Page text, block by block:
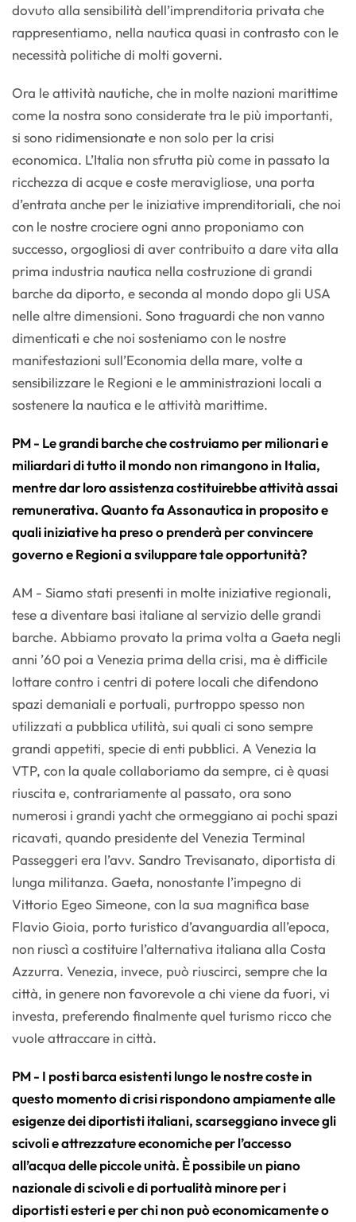
dovuto alla sensibilità dell’imprenditoria privata che
rappresentiamo, nella nautica quasi in contrasto con le
necessità politiche di molti governi.
Ora le attività nautiche, che in molte nazioni marittime
come la nostra sono considerate tra le più importanti,
si sono ridimensionate e non solo per la crisi
economica. L’Italia non sfrutta più come in passato la
ricchezza di acque e coste meravigliose, una porta
d’entrata anche per le iniziative imprenditoriali, che noi
con le nostre crociere ogni anno proponiamo con
successo, orgogliosi di aver contribuito a dare vita alla
prima industria nautica nella costruzione di grandi
barche da diporto, e seconda al mondo dopo gli USA
nelle altre dimensioni. Sono traguardi che non vanno
dimenticati e che noi sosteniamo con le nostre
manifestazioni sull’Economia della mare, volte a
sensibilizzare le Regioni e le amministrazioni locali a
sostenere la nautica e le attività marittime.
PM - Le grandi barche che costruiamo per milionari e
miliardari di tutto il mondo non rimangono in Italia,
mentre dar loro assistenza costituirebbe attività assai
remunerativa. Quanto fa Assonautica in proposito e
quali iniziative ha preso o prenderà per convincere
governo e Regioni a sviluppare tale opportunità?
AM - Siamo stati presenti in molte iniziative regionali,
tese a diventare basi italiane al servizio delle grandi
barche. Abbiamo provato la prima volta a Gaeta negli
anni ’60 poi a Venezia prima della crisi, ma è difficile
lottare contro i centri di potere locali che difendono
spazi demaniali e portuali, purtroppo spesso non
utilizzati a pubblica utilità, sui quali ci sono sempre
grandi appetiti, specie di enti pubblici. A Venezia la
VTP, con la quale collaboriamo da sempre, ci è quasi
riuscita e, contrariamente al passato, ora sono
numerosi i grandi yacht che ormeggiano ai pochi spazi
ricavati, quando presidente del Venezia Terminal
Passeggeri era l’avv. Sandro Trevisanato, diportista di
lunga militanza. Gaeta, nonostante l’impegno di
Vittorio Egeo Simeone, con la sua magnifica base
Flavio Gioia, porto turistico d’avanguardia all’epoca,
non riuscì a costituire l’alternativa italiana alla Costa
Azzurra. Venezia, invece, può riuscirci, sempre che la
città, in genere non favorevole a chi viene da fuori, vi
investa, preferendo finalmente quel turismo ricco che
vuole attraccare in città.
PM - I posti barca esistenti lungo le nostre coste in
questo momento di crisi rispondono ampiamente alle
esigenze dei diportisti italiani, scarseggiano invece gli
scivoli e attrezzature economiche per l’accesso
all’acqua delle piccole unità. È possibile un piano
nazionale di scivoli e di portualità minore per i
diportisti esteri e per chi non può economicamente o